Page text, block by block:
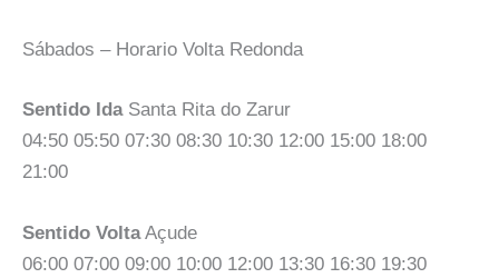
Sábados – Horario Volta Redonda
Sentido IdaSanta Rita do Zarur
04:50 05:50 07:30 08:30 10:30 12:00 15:00 18:00
21:00
Sentido VoltaAçude
06:00 07:00 09:00 10:00 12:00 13:30 16:30 19:30